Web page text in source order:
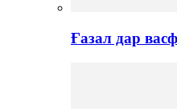
Ғазал дар